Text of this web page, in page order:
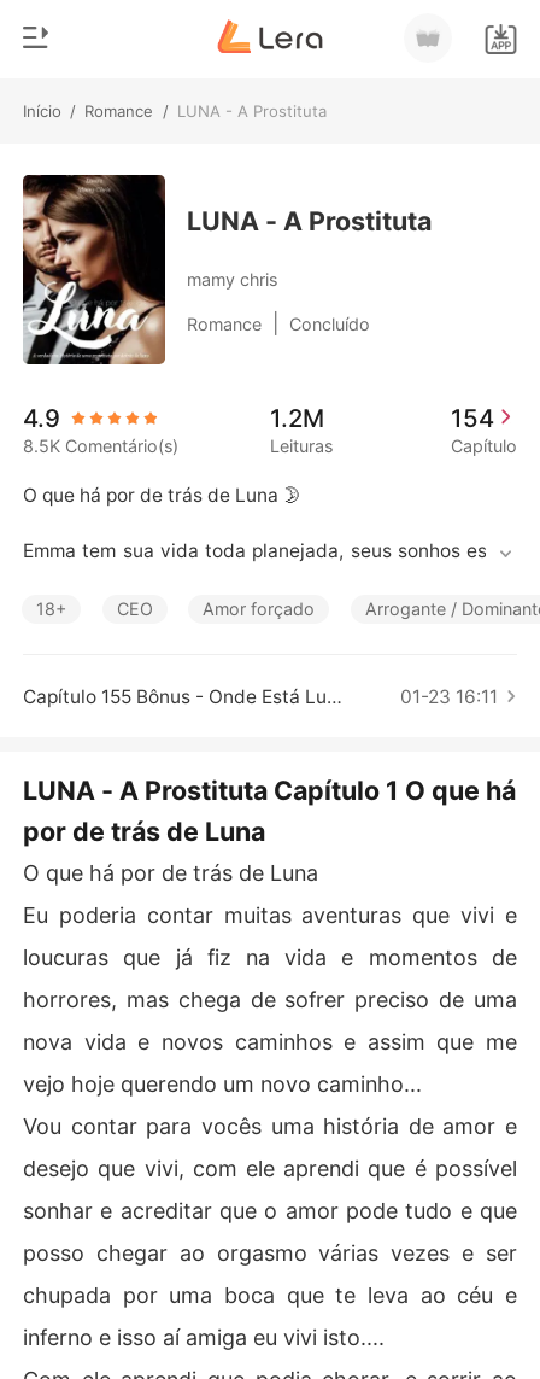
Início / Romance / LUNA - A Prostituta
Loja
Histórico
Sair
Baixar App
Gênero
Moderno
Lobisomem
Contos
Bilionários
Contos Curtos
LUNA - A Prostituta
mamy chris
Romance Concluído
4.9
8.5K Comentário(s)
1.2M
Leituras
154
Capítulo
O que há por de trás de Luna 🌛
Emma tem sua vida toda planejada, seus sonhos estão
e e ingênua Emma se vê tendo que fazer uma grande es
surge um amor, o mais inesperado e relutante.
seu grande segredo? Venha descobrir a realidade por
detrás da vida de uma prostituta.
18+ CEO Amor forçado Arrogante /
Capítulo 155 Bônus - Onde Está Luna 01-23 16:11
LUNA - A Prostituta Capítulo 1 O que há
por de trás de Luna
O que há por de trás de Luna
Eu poderia contar muitas aventuras que vivi e
loucuras que já fiz na vida e momentos de
horrores, mas chega de sofrer preciso de uma
nova vida e novos caminhos e assim que me
vejo hoje querendo um novo caminho...
Vou contar para vocês uma história de amor e
desejo que vivi, com ele aprendi que é possível
sonhar e acreditar que o amor pode tudo e que
posso chegar ao orgasmo várias vezes e ser
chupada por uma boca que te leva ao céu e
inferno e isso aí amiga eu vivi isto....